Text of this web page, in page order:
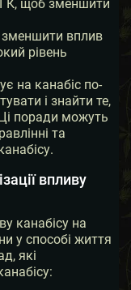
щоб зменшити
зменшити вплив
рівень
на канабіс по-
і знайти те,
поради можуть
та
впливу
канабісу на
у способі життя
які